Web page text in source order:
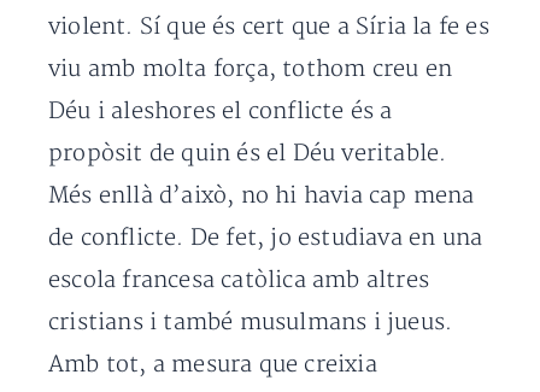
violent. Sí que és cert que a Síria la fe es
viu amb molta força, tothom creu en
Déu i aleshores el conflicte és a
propòsit de quin és el Déu veritable.
Més enllà d’això, no hi havia cap mena
de conflicte. De fet, jo estudiava en una
escola francesa catòlica amb altres
cristians i també musulmans i jueus.
Amb tot, a mesura que creixia